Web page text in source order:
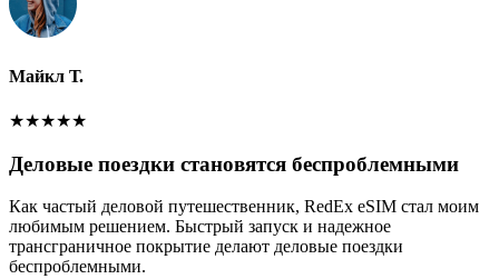
Майкл Т.
★★★★★
Деловые поездки становятся беспроблемными
Как частый деловой путешественник, RedEx eSIM стал моим
любимым решением. Быстрый запуск и надежное
трансграничное покрытие делают деловые поездки
беспроблемными.